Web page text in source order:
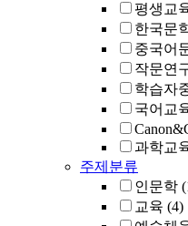
평생교
한국문
중국어
작문연
학습자
국어교
과학교
주제분류
인문학
교육 (4)